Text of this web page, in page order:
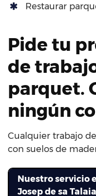
Restaurar
Pide tu
de
parquet.
ningún
Cualquier trabajo
con suelos de
Nuestro servicio
Josep de sa Talaia